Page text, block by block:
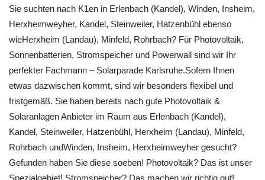
(Kandel) an –Tel: +49 (0)721 987281
Sie suchten nach K1en in Erlenbach (Kandel), Winden, Insheim,
Herxheimweyher, Kandel, Steinweiler, Hatzenbühl ebenso
wieHerxheim (Landau), Minfeld, Rohrbach? Für Photovoltaik,
Sonnenbatterien, Stromspeicher und Powerwall sind wir Ihr
perfekter Fachmann – Solarparade Karlsruhe.Sofern Ihnen
etwas dazwischen kommt, sind wir besonders flexibel und
fristgemäß. Sie haben bereits nach gute Photovoltaik &
Solaranlagen Anbieter im Raum aus Erlenbach (Kandel),
Kandel, Steinweiler, Hatzenbühl, Herxheim (Landau), Minfeld,
Rohrbach undWinden, Insheim, Herxheimweyher gesucht?